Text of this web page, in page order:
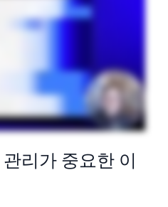
리가 중요한 이